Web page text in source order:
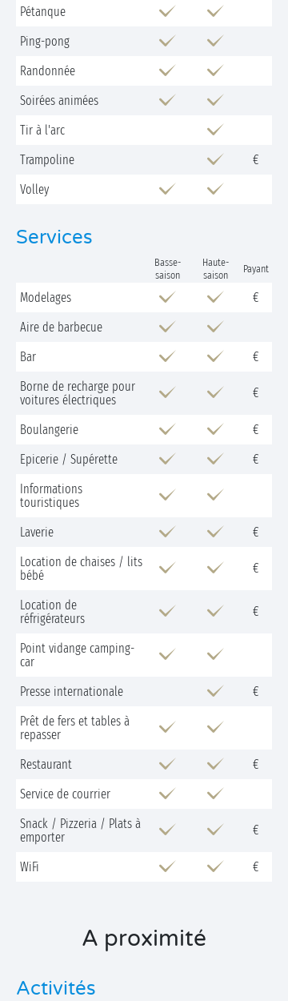
Pétanque
Ping-pong
Randonnée
Soirées animées
Tir à l'arc
Trampoline
€
Volley
Services
Basse-
saison
Haute-
saison
Payant
Modelages
€
Aire de barbecue
Bar
€
Borne de recharge pour
voitures électriques
€
Boulangerie
€
Epicerie / Supérette
€
Informations
touristiques
Laverie
€
Location de chaises / lits
bébé
€
Location de
réfrigérateurs
€
Point vidange camping-
car
Presse internationale
€
Prêt de fers et tables à
repasser
Restaurant
€
Service de courrier
Snack / Pizzeria / Plats à
emporter
€
WiFi €
A proximité
Activités